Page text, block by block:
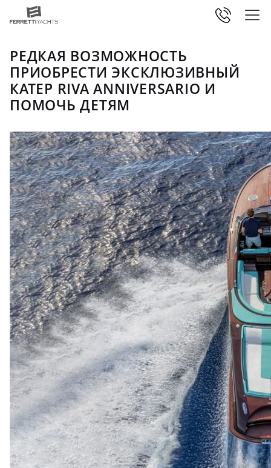
РЕДКАЯ ВОЗМОЖНОСТЬ
ПРИОБРЕСТИ ЭКСКЛЮЗИВНЫЙ
КАТЕР RIVA ANNIVERSARIO И
ПОМОЧЬ ДЕТЯМ